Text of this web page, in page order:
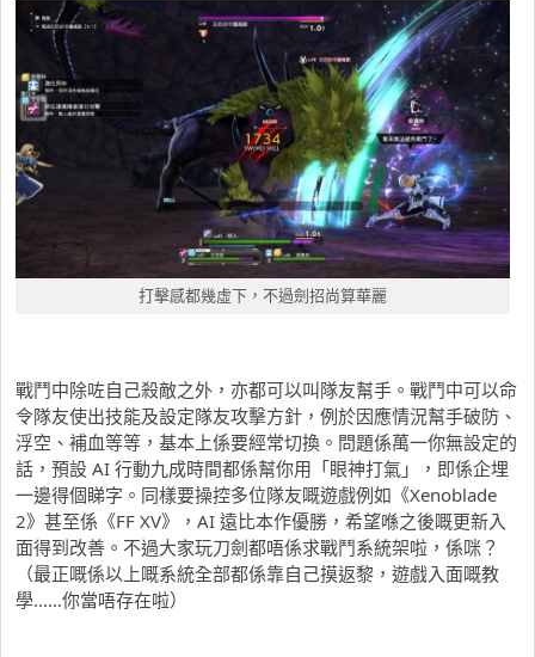
打擊感都幾虛下，不過劍招尚算華麗
戰鬥中除咗自己殺敵之外，亦都可以叫隊友幫手。戰鬥中可以命
令隊友使出技能及設定隊友攻擊方針，例於因應情況幫手破防、
浮空、補血等等，基本上係要經常切換。問題係萬一你無設定的
話，預設 AI 行動九成時間都係幫你用「眼神打氣」，即係企埋
一邊得個睇字。同樣要操控多位隊友嘅遊戲例如《Xenoblade
2》甚至係《FF XV》，AI 遠比本作優勝，希望喺之後嘅更新入
面得到改善。不過大家玩刀劍都唔係求戰鬥系統架啦，係咪？
（最正嘅係以上嘅系統全部都係靠自己摸返黎，遊戲入面嘅教
學……你當唔存在啦）